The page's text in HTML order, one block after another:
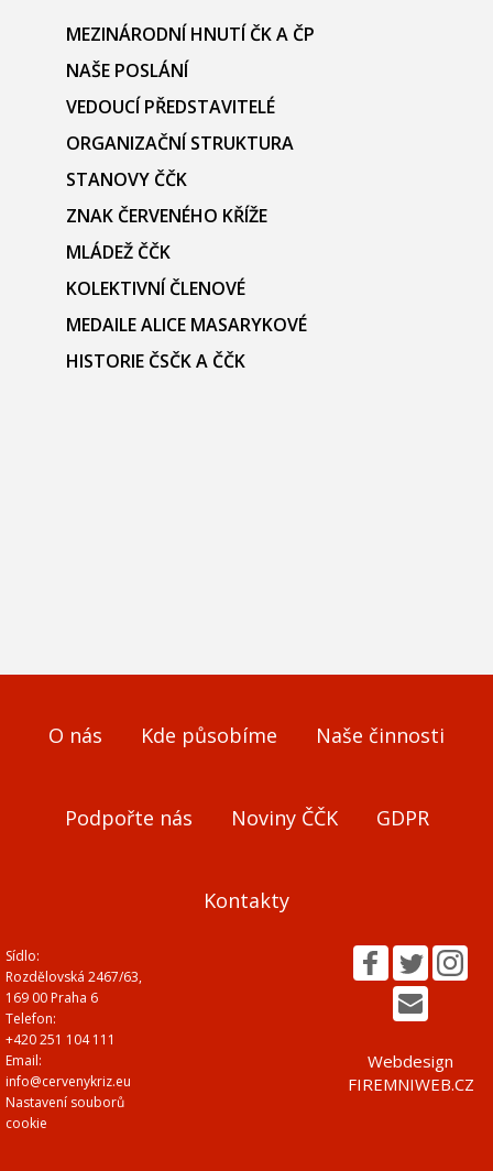
MEZINÁRODNÍ HNUTÍ ČK A ČP
NAŠE POSLÁNÍ
VEDOUCÍ PŘEDSTAVITELÉ
ORGANIZAČNÍ STRUKTURA
STANOVY ČČK
ZNAK ČERVENÉHO KŘÍŽE
MLÁDEŽ ČČK
KOLEKTIVNÍ ČLENOVÉ
MEDAILE ALICE MASARYKOVÉ
HISTORIE ČSČK A ČČK
O nás Kde působíme Naše činnosti
Podpořte nás Noviny ČČK GDPR
Kontakty
Sídlo:
Rozdělovská 2467/63,
169 00 Praha 6
Telefon:
+420 251 104 111
Email:
info@cervenykriz.eu
Nastavení souborů
cookie
Webdesign
FIREMNIWEB.CZ